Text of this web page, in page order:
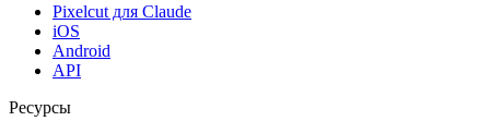
Pixelcut для Claude
iOS
Android
API
Ресурсы